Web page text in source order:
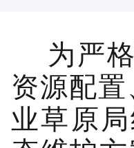
为严
资源配
业草原